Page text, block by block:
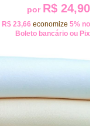
por R$ 24,90
R$ 23,66 economize 5% no
Boleto bancário ou Pix